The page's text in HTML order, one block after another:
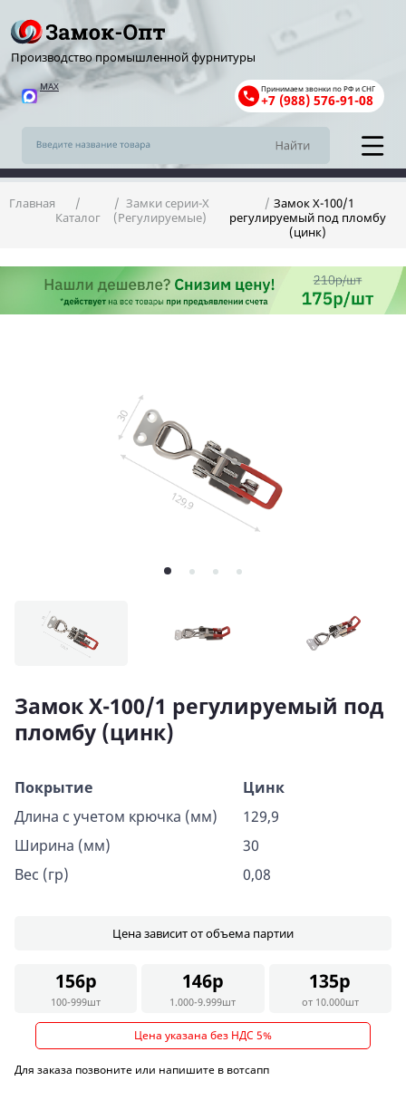
Производство промышленной фурнитуры
MAX Принимаем звонки по РФ и СНГ
+7 (988) 576-91-08
Главная
Каталог
Замки серии-X
(Регулируемые)
Замок X-100/1
регулируемый под пломбу
(цинк)
Замок X-100/1 регулируемый под
пломбу (цинк)
Покрытие
Цинк
Длина с учетом крючка (мм)
129,9
Ширина (мм)
30
Вес (гр)
0,08
Цена зависит от объема партии
156р
100-999шт
146р
1.000-9.999шт
135р
от 10.000шт
Цена указана без НДС 5%
Для заказа позвоните или напишите в вотсапп